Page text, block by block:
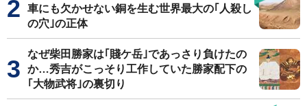
車にも欠かせない銅を生む世界最大の｢人殺し
の穴｣の正体
なぜ柴田勝家は｢賤ケ岳｣であっさり負けたの
か…秀吉がこっそり工作していた勝家配下の
｢大物武将｣の裏切り